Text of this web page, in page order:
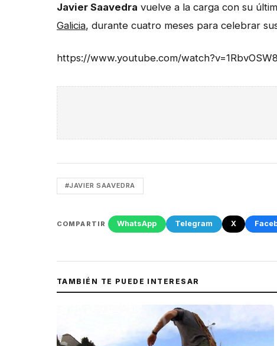
Javier Saavedra vuelve a la carga con su
Galicia, durante cuatro meses para celebrar
https://www.youtube.com/
#JAVIER SAAVEDRA
COMPARTIR WhatsApp Telegram X
TAMBIÉN TE PUEDE INTERESAR